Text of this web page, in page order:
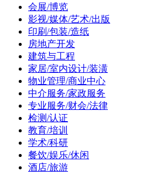
会展/博览
影视/媒体/艺术/出版
印刷/包装/造纸
房地产开发
建筑与工程
家居/室内设计/装潢
物业管理/商业中心
中介服务/家政服务
专业服务/财会/法律
检测/认证
教育/培训
学术/科研
餐饮/娱乐/休闲
酒店/旅游